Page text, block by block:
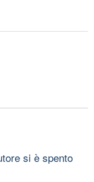
si è spento